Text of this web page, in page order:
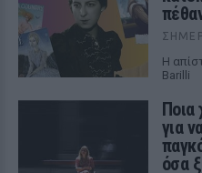
Η
Barilli
Ποια
για
όσα